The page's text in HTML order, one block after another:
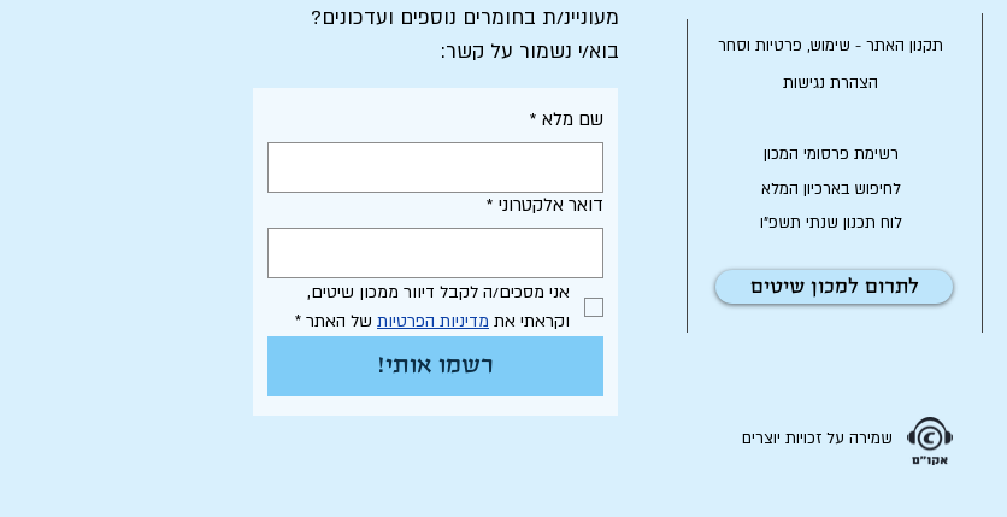
מעוניינ/ת בחומרים נוספים ועדכונים?
בוא/י נשמור על קשר:
שם מלא *
דואר אלקטרוני *
וקראתי את מדיניות הפרטיות של האתר *
רשמו אותי!
תקנון האתר - שימוש, פרטיות וסחר
הצהרת נגישות
רשימת פרסומי המכון
לחיפוש בארכיון המלא
לוח תכנון שנתי תשפ"ו
לתרום למכון שיטים
שמירה על זכויות יוצרים